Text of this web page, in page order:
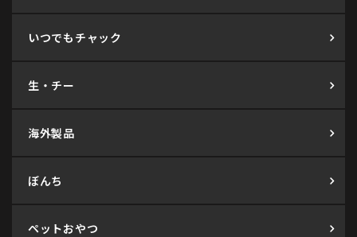
いつでもチャック
生・チー
海外製品
ぼんち
ペットおやつ